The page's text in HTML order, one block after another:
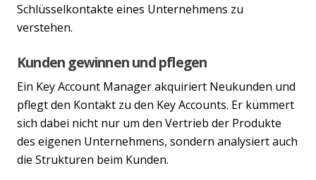
Schlüsselkontakte eines Unternehmens zu
verstehen.
Kunden gewinnen und pflegen
Ein Key Account Manager akquiriert Neukunden und
pflegt den Kontakt zu den Key Accounts. Er kümmert
sich dabei nicht nur um den Vertrieb der Produkte
des eigenen Unternehmens, sondern analysiert auch
die Strukturen beim Kunden.